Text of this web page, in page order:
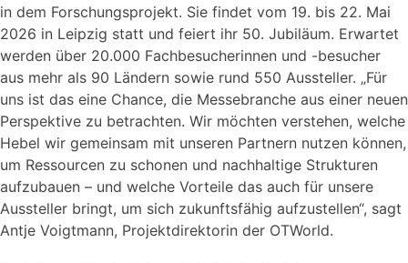
in dem Forschungsprojekt. Sie findet vom 19. bis 22. Mai
2026 in Leipzig statt und feiert ihr 50. Jubiläum. Erwartet
werden über 20.000 Fachbesucherinnen und -besucher
aus mehr als 90 Ländern sowie rund 550 Aussteller. „Für
uns ist das eine Chance, die Messebranche aus einer neuen
Perspektive zu betrachten. Wir möchten verstehen, welche
Hebel wir gemeinsam mit unseren Partnern nutzen können,
um Ressourcen zu schonen und nachhaltige Strukturen
aufzubauen – und welche Vorteile das auch für unsere
Aussteller bringt, um sich zukunftsfähig aufzustellen“, sagt
Antje Voigtmann, Projektdirektorin der OTWorld.